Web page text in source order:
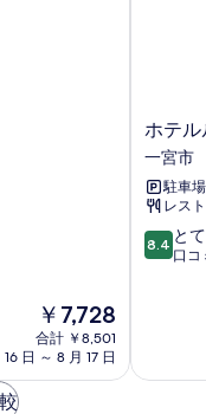
現
在
の
￥7,728
合計 ￥8,501
日 ～ 8 月 17 日
ホ
ル
ー
ト
イ
一
ホテ
一宮市
駐車
レス
10
段
も
8.4 と
口コ